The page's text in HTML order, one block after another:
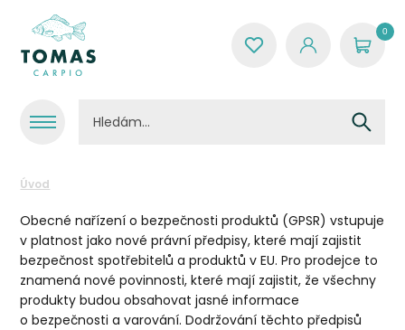
0
Úvod
Obecné nařízení o bezpečnosti produktů (GPSR) vstupuje
v platnost jako nové právní předpisy, které mají zajistit
bezpečnost spotřebitelů a produktů v EU. Pro prodejce to
znamená nové povinnosti, které mají zajistit, že všechny
produkty budou obsahovat jasné informace
o bezpečnosti a varování. Dodržování těchto předpisů